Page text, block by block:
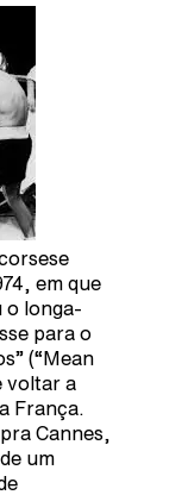
em que
o longa-
para o
(“Mean
voltar a
França.
Cannes,
um